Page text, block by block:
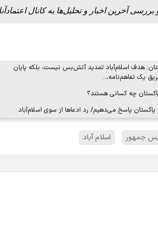
آخرین اخبار و تحلیل‌ها به کانال
هدف اسلام‌آباد تمدید آتش‌بس نیست، بلکه پایان
یک تفاهم‌نامه،…
چه کسانی هستند؟
پاکستان پاسخ می‌دهیم/ رد ادعاها از سوی اسلام‌آباد
جمهور اسلام آباد